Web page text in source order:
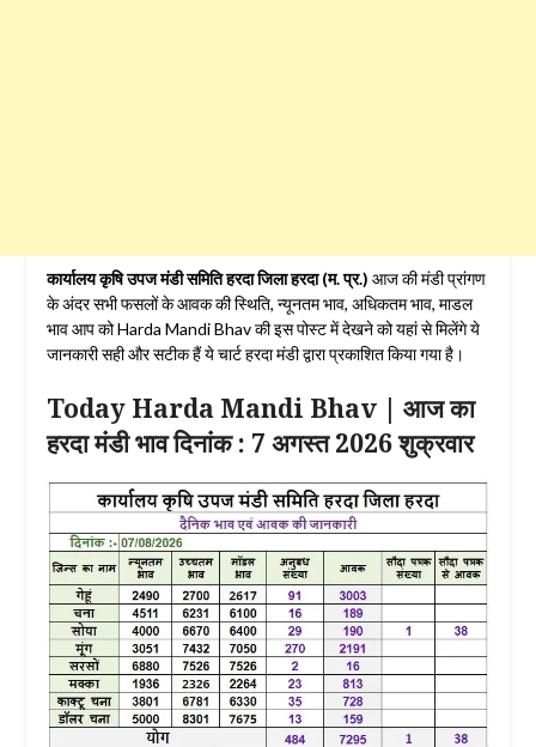
कार्यालय कृषि उपज मंडी समिति हरदा जिला हरदा(म. प्र.) आज की मंडी प्रांगण
के अंदर सभी फसलों के आवक की स्थिति, न्यूनतम भाव, अधिकतम भाव, माडल
भाव आप को Harda Mandi Bhav की इस पोस्ट में देखने को यहां से मिलेंगे ये
जानकारी सही और सटीक हैं ये चार्ट हरदा मंडी द्वारा प्रकाशित किया गया है।
Today Harda Mandi Bhav | आज का
हरदा मंडी भाव दिनांक : 7 अगस्त 2026 शुक्रवार